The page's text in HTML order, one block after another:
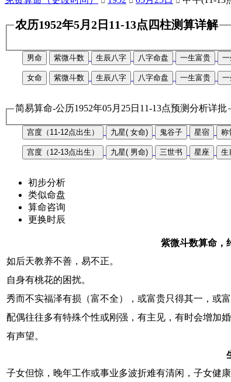
农历1952年5月2日11-13点四柱测算详解
男命 紫微斗数 生辰八字 八字命盘 一生富贵
女命 紫微斗数 生辰八字 八字命盘 一生富贵
简易算命-公历1952年05月25日11-13点预测分析详批
宫度（11-12点出生） 九星( 女命) 鬼谷子 星宿 称
宫度（12-13点出生） 九星( 男命) 三世书 星座 生
初步分析
类似命盘
算命咨询
更换时辰
紫微斗数算命，
如后天教养不善，易不正。
自身有桃花的困扰。
秀而不实福泽有损（富不全），或富贵只得其一，或
配偶往往多有特殊个性或刚强，有主见，有时会增加
有声望。
子女但惊，晚年工作或事业多波折难有清闲，子女健康